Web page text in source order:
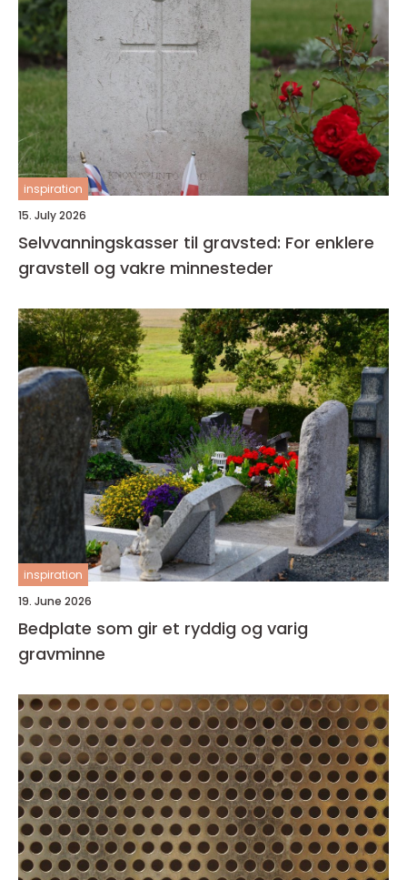
inspiration
15. July 2026
Selvvanningskasser til gravsted: For enklere
gravstell og vakre minnesteder
inspiration
19. June 2026
Bedplate som gir et ryddig og varig
gravminne